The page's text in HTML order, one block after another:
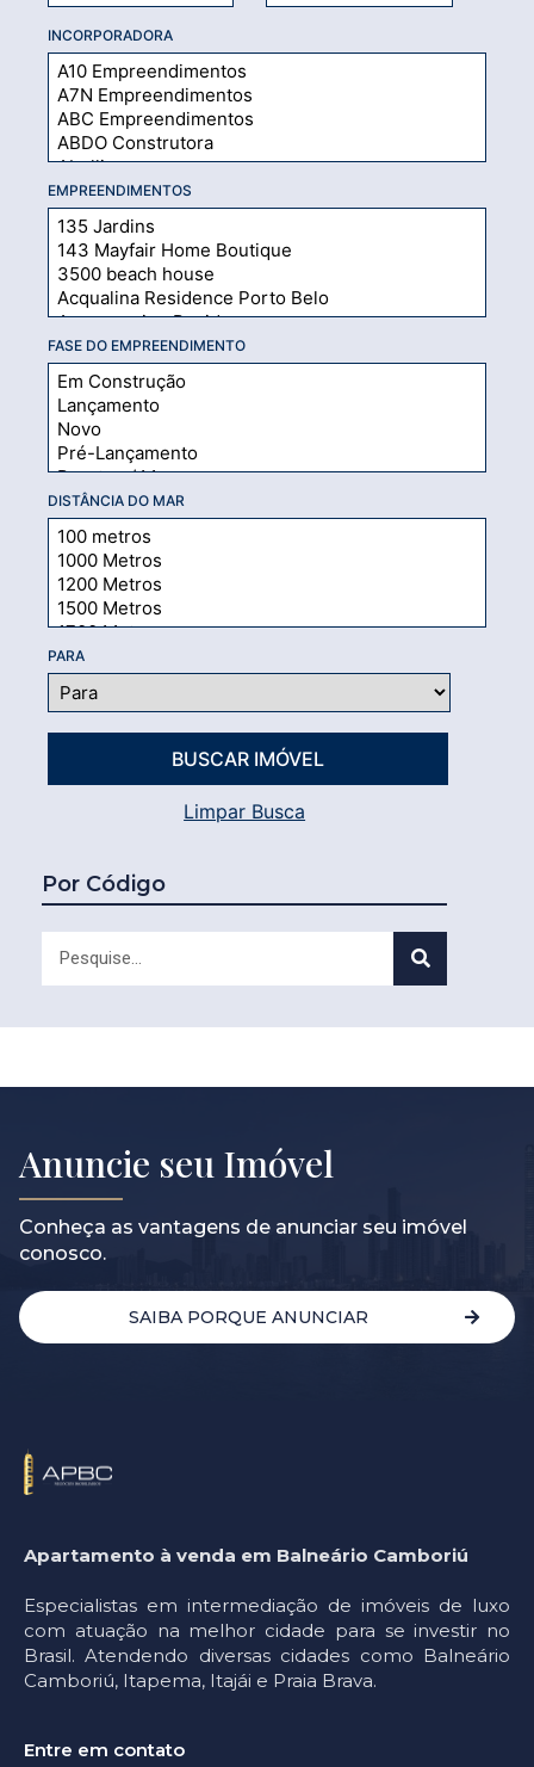
INCORPORADORA
EMPREENDIMENTOS
FASE DO EMPREENDIMENTO
DISTÂNCIA DO MAR
PARA
Limpar Busca
Por Código
Anuncie seu Imóvel
Conheça as vantagens de anunciar seu imóvel
conosco.
SAIBA PORQUE ANUNCIAR
Apartamento à venda em Balneário Camboriú
Especialistas em intermediação de imóveis de luxo
com atuação na melhor cidade para se investir no
Brasil. Atendendo diversas cidades como Balneário
Camboriú, Itapema, Itajái e Praia Brava.
Entre em contato